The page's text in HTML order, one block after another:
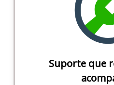
Suporte que